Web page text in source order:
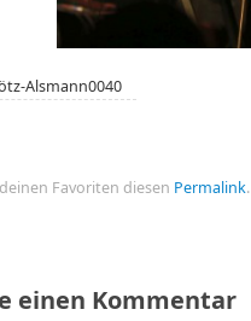
Alsmann0040
Favoriten diesen Permalink.
einen Kommentar